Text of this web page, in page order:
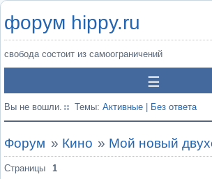
форум hippy.ru
свобода состоит из самоограничений
Вы не вошли. Темы: Активные Без ответа
Форум » Кино » Мой новый
Страницы 1